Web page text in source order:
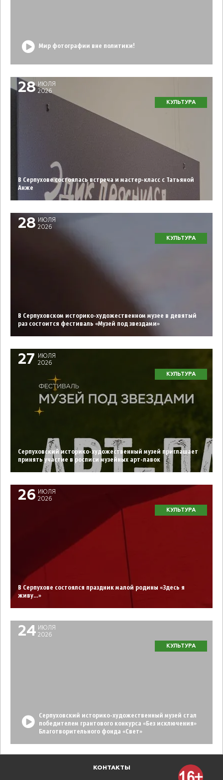
Мир фотографии вне политики!
28 ИЮЛЯ
2026
КУЛЬТУРА
В Серпухове состоялась встреча и мастер-класс с Татьяной
Анже
28 ИЮЛЯ
2026
КУЛЬТУРА
В Серпуховском историко-художественном музее в девятый
раз состоится фестиваль «Музей под звездами»
27
ИЮЛЯ
2026
КУЛЬТУРА
Серпуховский историко-художественный музей приглашает
принять участие в росписи музейных арт-лавок
26
ИЮЛЯ
2026
КУЛЬТУРА
В Серпухове состоялся праздник малой родины «Здесь я
живу…»
24 ИЮЛЯ
2026
КУЛЬТУРА
Серпуховский историко-художественный музей стал
победителем грантового конкурса «Без исключения»
Благотворительного фонда «Свет»
КОНТАКТЫ